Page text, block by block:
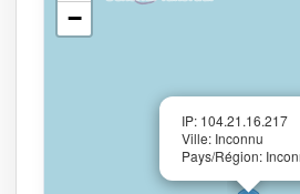
IP: 104.21.16.217
Ville: Inconnu
Pays/Région:
−